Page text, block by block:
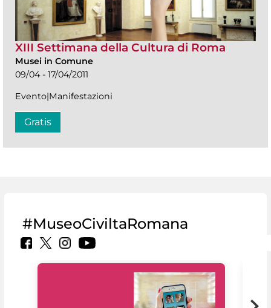
XIII Settimana della Cultura di Roma
Musei in Comune
09/04 - 17/04/2011
Evento|Manifestazioni
Gratis
#MuseoCiviltaRomana